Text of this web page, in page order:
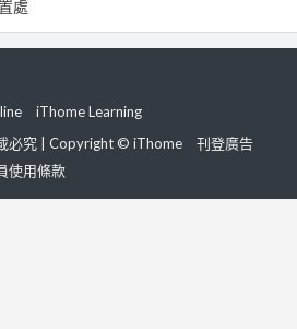
處
iThome Learning
必究 | Copyright © iThome
刊登廣告
使用條款